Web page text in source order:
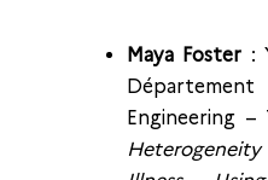
Maya Foster :
Engineering –
Heterogeneity